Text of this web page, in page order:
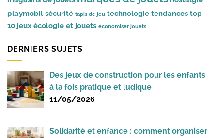
playmobil sécurité tapis de jeu technologie tendances top
10 jeux écologie et jouets économiser jouets
DERNIERS SUJETS
Des jeux de construction pour les enfants
à la fois pratique et ludique
11/05/2026
Solidarité et enfance : comment organiser